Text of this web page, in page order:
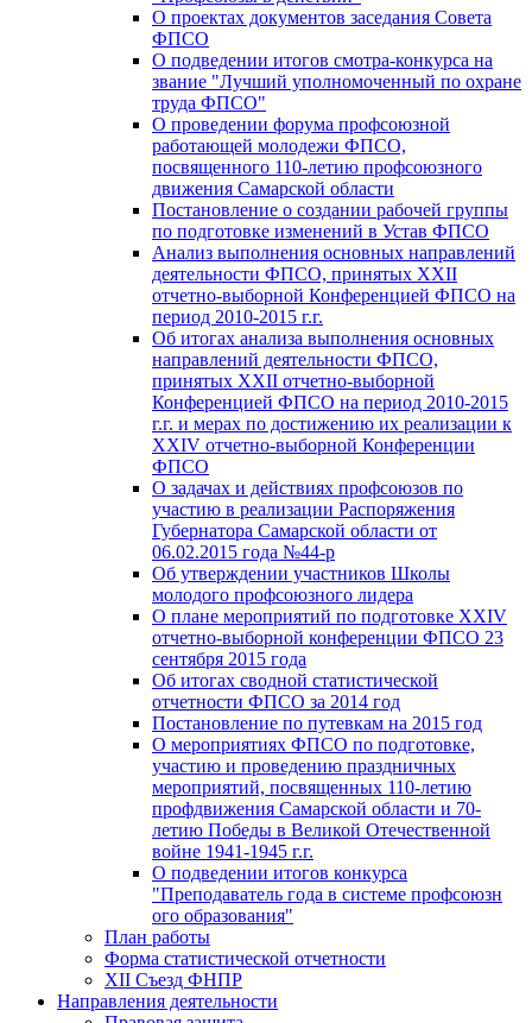
О проектах документов заседания Совета
ФПСО
О подведении итогов смотра-конкурса на
звание "Лучший уполномоченный по охране
труда ФПСО"
О проведении форума профсоюзной
работающей молодежи ФПСО,
посвященного 110-летию профсоюзного
движения Самарской области
Постановление о создании рабочей группы
по подготовке изменений в Устав ФПСО
Анализ выполнения основных направлений
деятельности ФПСО, принятых XXII
отчетно-выборной Конференцией ФПСО на
период 2010-2015 г.г.
Об итогах анализа выполнения основных
направлений деятельности ФПСО,
принятых XXII отчетно-выборной
Конференцией ФПСО на период 2010-2015
г.г. и мерах по достижению их реализации к
XXIV отчетно-выборной Конференции
ФПСО
О задачах и действиях профсоюзов по
участию в реализации Распоряжения
Губернатора Самарской области от
06.02.2015 года №44-р
Об утверждении участников Школы
молодого профсоюзного лидера
О плане мероприятий по подготовке XXIV
отчетно-выборной конференции ФПСО 23
сентября 2015 года
Об итогах сводной статистической
отчетности ФПСО за 2014 год
Постановление по путевкам на 2015 год
О мероприятиях ФПСО по подготовке,
участию и проведению праздничных
мероприятий, посвященных 110-летию
профдвижения Самарской области и 70-
летию Победы в Великой Отечественной
войне 1941-1945 г.г.
О подведении итогов конкурса
"Преподаватель года в системе профсоюзн
ого образования"
План работы
Форма статистической отчетности
XII Съезд ФНПР
Направления деятельности